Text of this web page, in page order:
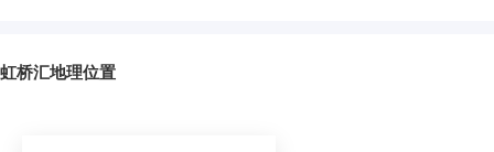
虹桥汇地理位置